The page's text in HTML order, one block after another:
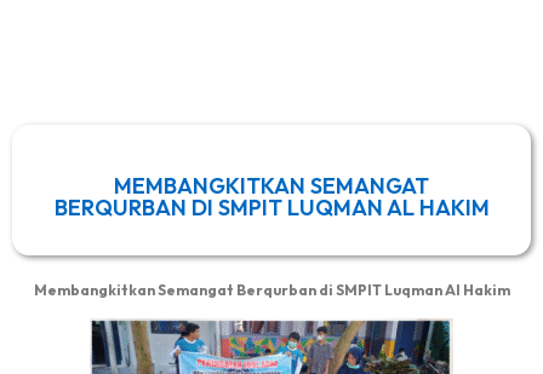
MEMBANGKITKAN SEMANGAT
BERQURBAN DI SMPIT LUQMAN AL HAKIM
Membangkitkan Semangat Berqurban di SMPIT Luqman Al Hakim